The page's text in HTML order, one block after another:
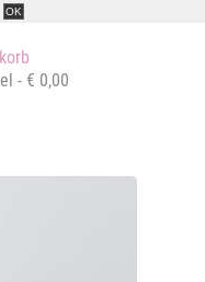
OK
- € 0,00